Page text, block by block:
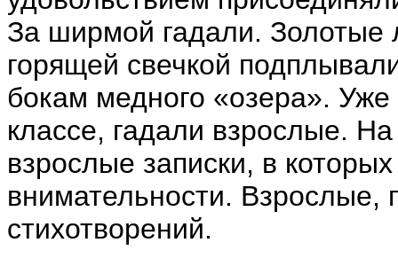
За ширмой гадали. Золотые
горящей свечкой
бокам медного «озера».
классе, гадали взрослые.
взрослые записки, в
внимательности. Взрослые,
стихотворений.